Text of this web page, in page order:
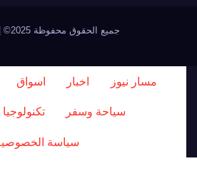
جميع الحقوق محفوظة 2025© | تطوير فريق التقنية
مسار نيوز اخبار اسواق
سياحة وسفر تكنولوجيا
سياسة الخصوصية